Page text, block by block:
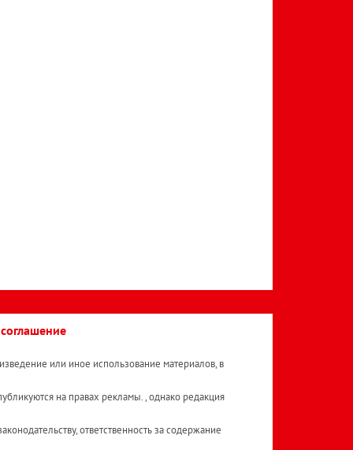
или иное использование материалов, в
на правах рекламы. , однако редакция
ответственность за содержание